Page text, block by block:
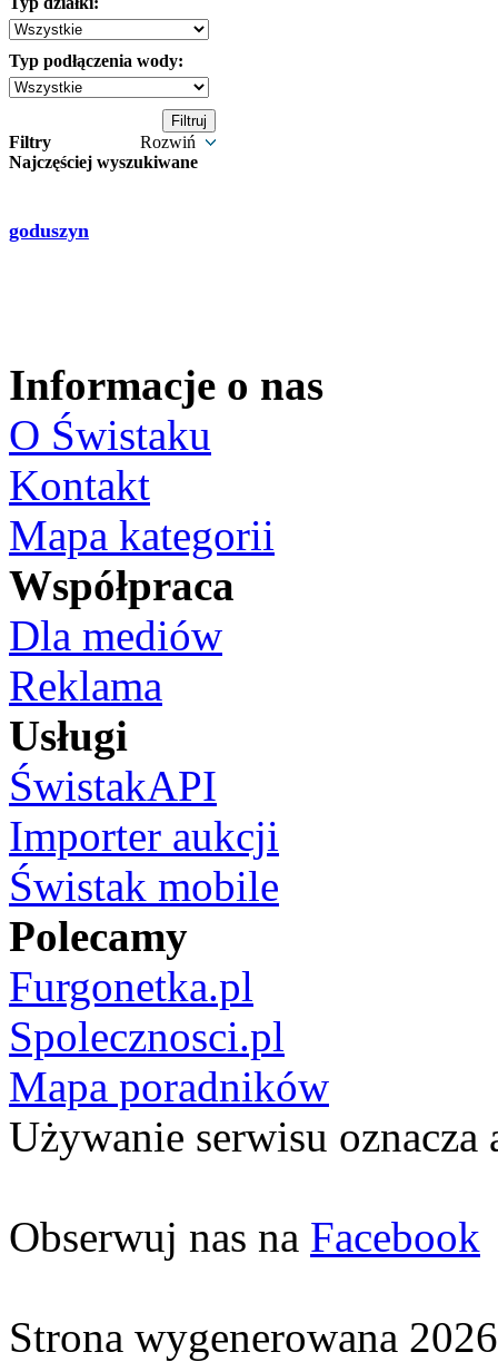
Typ podłączenia wody:
Filtry
Rozwiń
Najczęściej wyszukiwane
goduszyn
Informacje o nas
O Świstaku
Kontakt
Mapa kategorii
Współpraca
Dla mediów
Reklama
Usługi
ŚwistakAPI
Importer aukcji
Świstak mobile
Polecamy
Furgonetka.pl
Spolecznosci.pl
Mapa poradników
Używanie serwisu oznacza
Obserwuj nas na Facebook
Strona wygenerowana